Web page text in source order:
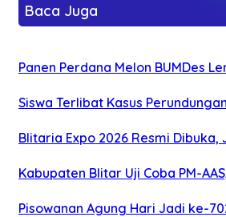
Baca Juga
Panen Perdana Melon BUMDes
Siswa Terlibat Kasus
Blitaria Expo 2026 Resmi
Kabupaten Blitar Uji Coba PM-
Pisowanan Agung Hari Jadi ke-